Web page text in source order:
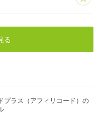
る
プラス（アフィリコード）の